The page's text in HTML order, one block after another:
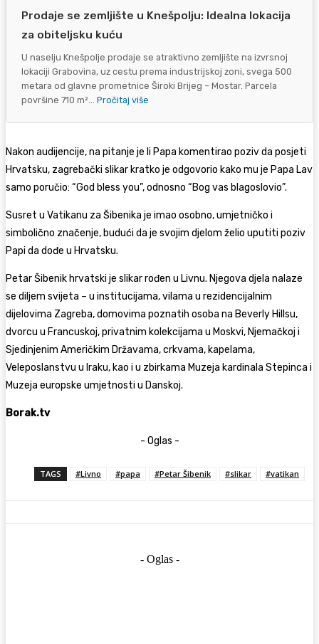
Prodaje se zemljište u Knešpolju: Idealna lokacija
za obiteljsku kuću
U naselju Knešpolje prodaje se atraktivno zemljište na izvrsnoj
lokaciji Grabovina, uz cestu prema industrijskoj zoni, svega 500
metara od glavne prometnice Široki Brijeg – Mostar. Parcela
površine 710 m²... Pročitaj više
Nakon audijencije, na pitanje je li Papa komentirao poziv da posjeti
Hrvatsku, zagrebački slikar kratko je odgovorio kako mu je Papa Lav
samo poručio: “God bless you”, odnosno “Bog vas blagoslovio”.
Susret u Vatikanu za Šibenika je imao osobno, umjetničko i
simbolično značenje, budući da je svojim djelom želio uputiti poziv
Papi da dođe u Hrvatsku.
Petar Šibenik hrvatski je slikar rođen u Livnu. Njegova djela nalaze
se diljem svijeta – u institucijama, vilama u rezidencijalnim
dijelovima Zagreba, domovima poznatih osoba na Beverly Hillsu,
dvorcu u Francuskoj, privatnim kolekcijama u Moskvi, Njemačkoj i
Sjedinjenim Američkim Državama, crkvama, kapelama,
Veleposlanstvu u Iraku, kao i u zbirkama Muzeja kardinala Stepinca i
Muzeja europske umjetnosti u Danskoj.
Borak.tv
- Oglas -
TAGS #Livno #papa #Petar Šibenik #slikar #vatikan
- Oglas -